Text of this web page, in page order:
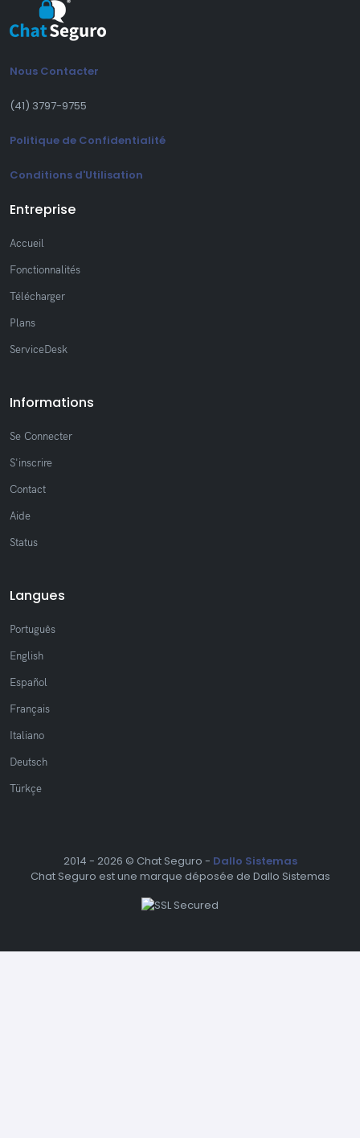
Nous Contacter
(41) 3797-9755
Politique de Confidentialité
Conditions d'Utilisation
Entreprise
Accueil
Fonctionnalités
Télécharger
Plans
ServiceDesk
Informations
Se Connecter
S'inscrire
Contact
Aide
Status
Langues
Português
English
Español
Français
Italiano
Deutsch
Türkçe
2014 - 2026 © Chat Seguro - Dallo Sistemas
Chat Seguro est une marque déposée de Dallo Sistemas